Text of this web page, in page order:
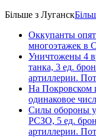
Більше з Луганск
Оккупанты
многоэтажек в
Уничтожены 4
танка, 3 ед.
артиллерии.
На Покровском
одинаковое
Силы обороны
РСЗО, 5 ед.
артиллерии.